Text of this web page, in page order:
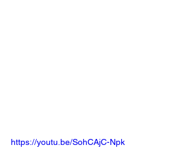
https://youtu.be/SohCAjC-Npk